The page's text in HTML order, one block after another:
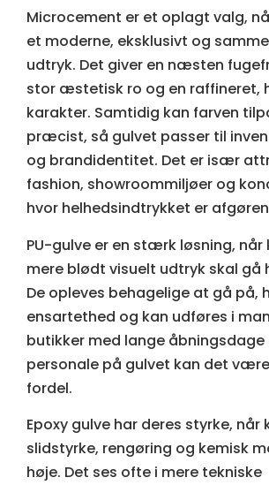
Microcement er et oplagt valg,
et moderne, eksklusivt og
udtryk. Det giver en næsten
stor æstetisk ro og en raffineret,
karakter. Samtidig kan farven
præcist, så gulvet passer til
og brandidentitet. Det er især
fashion, showroommiljøer og
hvor helhedsindtrykket er
PU-gulve er en stærk løsning,
mere blødt visuelt udtryk skal gå
De opleves behagelige at gå på,
ensartethed og kan udføres i
butikker med lange
personale på gulvet kan det
fordel.
Epoxy gulve har deres styrke, når
slidstyrke, rengøring og kemisk
høje. Det ses ofte i mere tekniske